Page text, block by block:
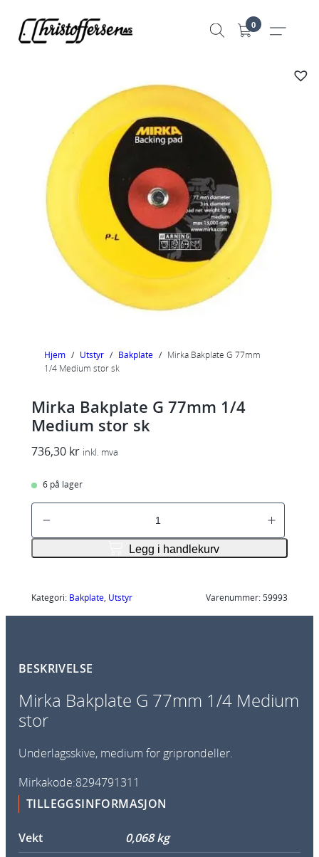
0
Hjem / Utstyr / Bakplate / Mirka Bakplate G 77mm
1/4 Medium stor sk
Mirka Bakplate G 77mm 1/4
Medium stor sk
736,30 kr inkl. mva
6 på lager
M
B
a
l
t
e
7
7
m
1
/
Legg i handlekurv
Kategori: Bakplate, Utstyr Varenummer:59993
BESKRIVELSE
Mirka Bakplate G 77mm 1/4 Medium
stor
Underlagsskive, medium for griprondeller.
Mirkakode:8294791311
TILLEGGSINFORMASJON
Vekt
0,068 kg